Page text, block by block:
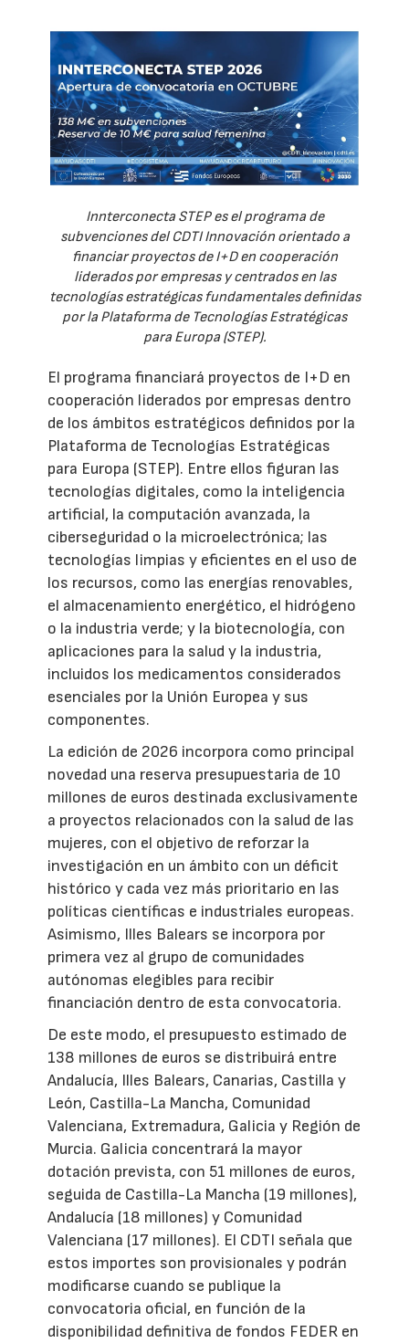
Innterconecta STEP es el programa de
subvenciones del CDTI Innovación orientado a
financiar proyectos de I+D en cooperación
liderados por empresas y centrados en las
tecnologías estratégicas fundamentales definidas
por la Plataforma de Tecnologías Estratégicas
para Europa (STEP).
El programa financiará proyectos de I+D en
cooperación liderados por empresas dentro
de los ámbitos estratégicos definidos por la
Plataforma de Tecnologías Estratégicas
para Europa (STEP). Entre ellos figuran las
tecnologías digitales, como la inteligencia
artificial, la computación avanzada, la
ciberseguridad o la microelectrónica; las
tecnologías limpias y eficientes en el uso de
los recursos, como las energías renovables,
el almacenamiento energético, el hidrógeno
o la industria verde; y la biotecnología, con
aplicaciones para la salud y la industria,
incluidos los medicamentos considerados
esenciales por la Unión Europea y sus
componentes.
La edición de 2026 incorpora como principal
novedad una reserva presupuestaria de 10
millones de euros destinada exclusivamente
a proyectos relacionados con la salud de las
mujeres, con el objetivo de reforzar la
investigación en un ámbito con un déficit
histórico y cada vez más prioritario en las
políticas científicas e industriales europeas.
Asimismo, Illes Balears se incorpora por
primera vez al grupo de comunidades
autónomas elegibles para recibir
financiación dentro de esta convocatoria.
De este modo, el presupuesto estimado de
138 millones de euros se distribuirá entre
Andalucía, Illes Balears, Canarias, Castilla y
León, Castilla-La Mancha, Comunidad
Valenciana, Extremadura, Galicia y Región de
Murcia. Galicia concentrará la mayor
dotación prevista, con 51 millones de euros,
seguida de Castilla-La Mancha (19 millones),
Andalucía (18 millones) y Comunidad
Valenciana (17 millones). El CDTI señala que
estos importes son provisionales y podrán
modificarse cuando se publique la
convocatoria oficial, en función de la
disponibilidad definitiva de fondos FEDER en